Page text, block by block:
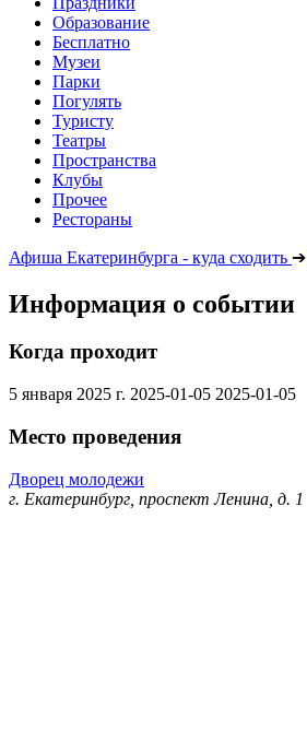
Образование
Бесплатно
Музеи
Парки
Погулять
Туристу
Театры
Пространства
Клубы
Прочее
Рестораны
Афиша Екатеринбурга - куда сходить ➔
Информация о событии
Когда проходит
5 января 2025 г. 2025-01-05 2025-01-05
Место проведения
Дворец молодежи
г. Екатеринбург, проспект Ленина, д. 1